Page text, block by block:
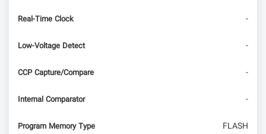
Real-Time Clock -
Low-Voltage Detect -
CCP Capture/Compare -
Internal Comparator -
Program Memory Type FLASH